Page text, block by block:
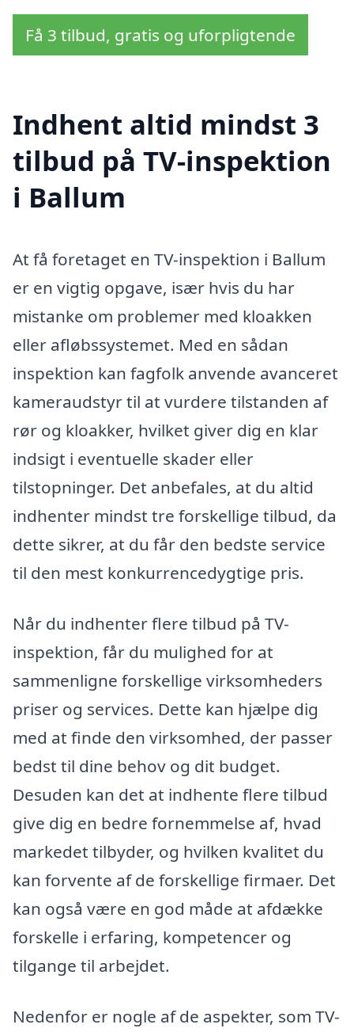
Få 3 tilbud, gratis og uforpligtende
Indhent altid mindst 3
tilbud på TV-inspektion
i Ballum
At få foretaget en TV-inspektion i Ballum
er en vigtig opgave, især hvis du har
mistanke om problemer med kloakken
eller afløbssystemet. Med en sådan
inspektion kan fagfolk anvende avanceret
kameraudstyr til at vurdere tilstanden af
rør og kloakker, hvilket giver dig en klar
indsigt i eventuelle skader eller
tilstopninger. Det anbefales, at du altid
indhenter mindst tre forskellige tilbud, da
dette sikrer, at du får den bedste service
til den mest konkurrencedygtige pris.
Når du indhenter flere tilbud på TV-
inspektion, får du mulighed for at
sammenligne forskellige virksomheders
priser og services. Dette kan hjælpe dig
med at finde den virksomhed, der passer
bedst til dine behov og dit budget.
Desuden kan det at indhente flere tilbud
give dig en bedre fornemmelse af, hvad
markedet tilbyder, og hvilken kvalitet du
kan forvente af de forskellige firmaer. Det
kan også være en god måde at afdække
forskelle i erfaring, kompetencer og
tilgange til arbejdet.
Nedenfor er nogle af de aspekter, som TV-